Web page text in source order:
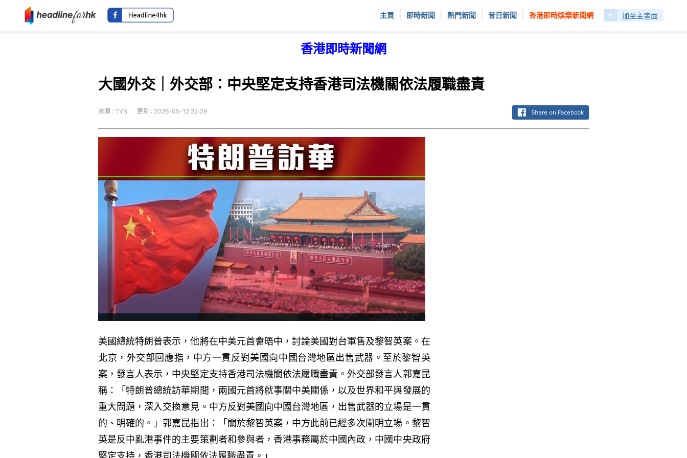
主頁 即時新聞 熱門新聞 昔日新聞 香港即時娛樂新聞網 + 加至主畫面
香港即時新聞網
大國外交｜外交部：中央堅定支持香港司法機關依法履職盡責
來源 : TVB 更新 : 2026-05-12 22:09
美國總統特朗普表示，他將在中美元首會晤中，討論美國對台軍售及黎智英案。在
北京，外交部回應指，中方一貫反對美國向中國台灣地區出售武器。至於黎智英
案，發言人表示，中央堅定支持香港司法機關依法履職盡責。外交部發言人郭嘉昆
稱：「特朗普總統訪華期間，兩國元首將就事關中美關係，以及世界和平與發展的
重大問題，深入交換意見。中方反對美國向中國台灣地區，出售武器的立場是一貫
的、明確的。」郭嘉昆指出：「關於黎智英案，中方此前已經多次闡明立場。黎智
英是反中亂港事件的主要策劃者和參與者，香港事務屬於中國內政，中國中央政府
堅定支持，香港司法機關依法履職盡責。」